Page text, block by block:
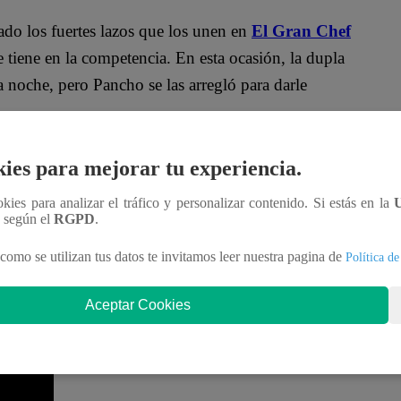
los fuertes lazos que los unen en El Gran Chef
en la competencia. En esta ocasión, la dupla
pero Pancho se las arregló para darle
lejos de estresarse, el reconocido veterinario le
en la cocina de “El Gran Chef Famosos X2”.
y Gabriel Calvo; y Damián y El Toyo
el Año Nuevo Chino. Además, dos duplas se
para mejorar tu experiencia.
para analizar el tráfico y personalizar contenido. Si estás en la
según el RGPD.
se utilizan tus datos te invitamos leer nuestra pagina de Política
Aceptar Cookies